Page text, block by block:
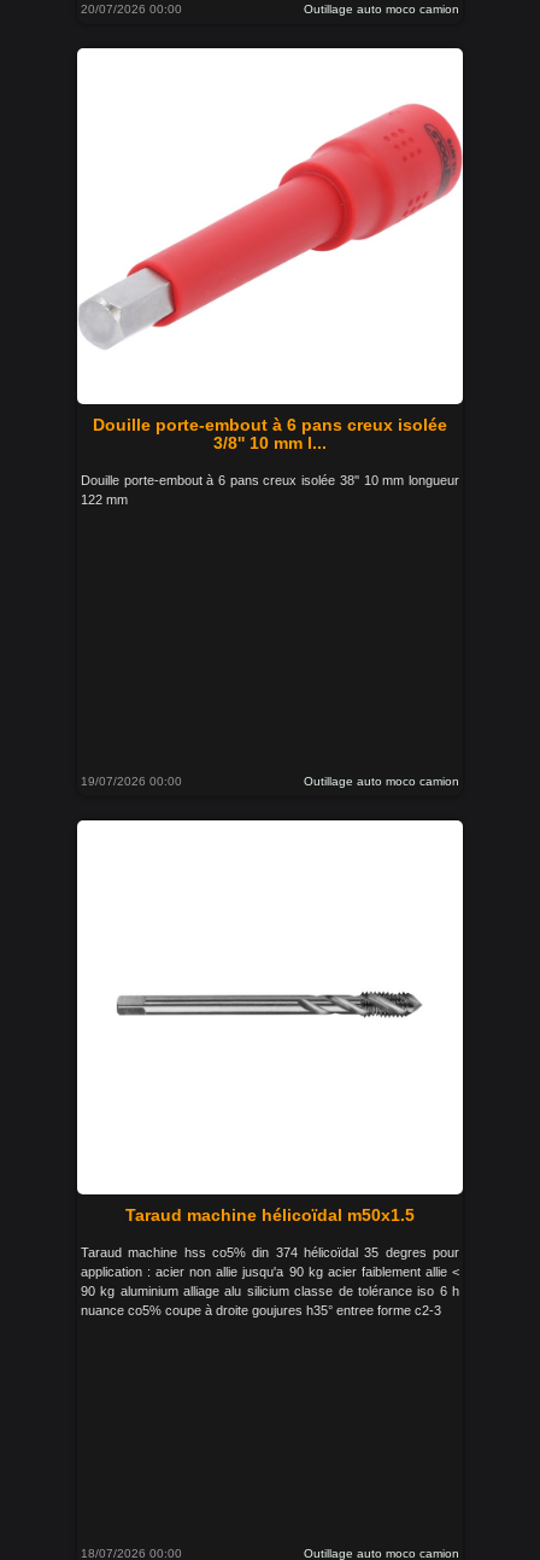
20/07/2026 00:00 Outillage auto moco camion
Douille porte-embout à 6 pans creux isolée
3/8'' 10 mm l...
Douille porte-embout à 6 pans creux isolée 38'' 10 mm longueur
122 mm
19/07/2026 00:00 Outillage auto moco camion
Taraud machine hélicoïdal m50x1.5
Taraud machine hss co5% din 374 hélicoïdal 35 degres pour
application : acier non allie jusqu'a 90 kg acier faiblement allie <
90 kg aluminium alliage alu silicium classe de tolérance iso 6 h
nuance co5% coupe à droite goujures h35° entree forme c2-3
18/07/2026 00:00 Outillage auto moco camion